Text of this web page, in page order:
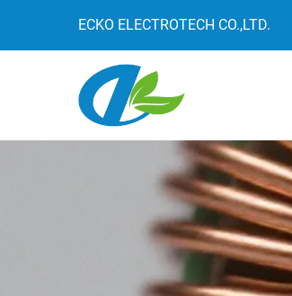
ECKO ELECTROTECH CO.,LTD.